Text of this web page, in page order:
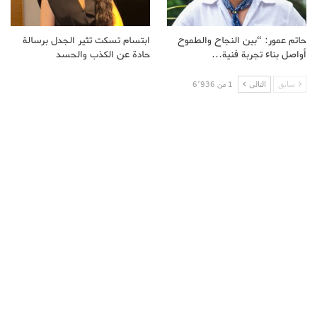
حاتم عمور: “بين النجاح والطموح
أواصل بناء تجربة فنية…
ابتسام تسكت تثير الجدل برسالة
حادة عن الكذب والحسد
سابق التالى 1 من 6٬936